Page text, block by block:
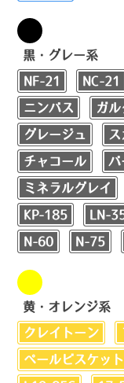
黒・グレー系
NF-21 NC-21
ニンバス ガル
グレージュ
チャコール バ
ミネラルグレイ
KP-185 LN-
N-60 N-75
黄・オレンジ系
クレイトーン
ペールビスケット